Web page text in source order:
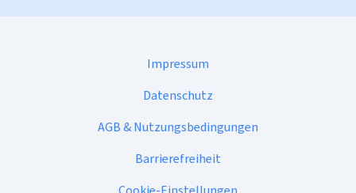
Impressum
Datenschutz
AGB & Nutzungsbedingungen
Barrierefreiheit